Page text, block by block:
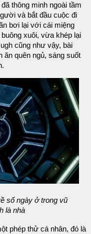
thông minh ngoài tầm
và bắt đầu cuộc đi
bơi lại với cái miệng
xuôi, vừa khép lại
cũng như vậy, bài
ăn quên ngủ, sáng suốt
số ngày ở trong vũ
là nhà
phép thử cá nhân, đó là